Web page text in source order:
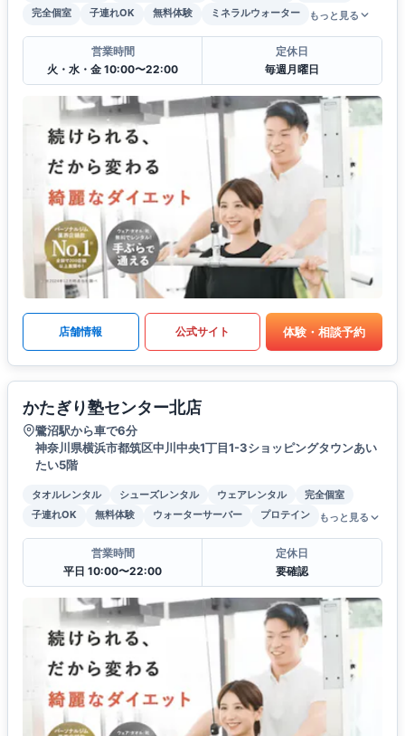
完全個室
子連れOK 無料体験 ミネラルウォーター もっと見る
営業時間
火・水・金 10:00〜22:00
定休日
毎週月曜日
店舗情報 公式サイト 体験・相談予約
かたぎり塾センター北店
鷺沼駅から車で6分
神奈川県横浜市都筑区中川中央1丁目1-3ショッピングタウンあい
たい5階
タオルレンタル シューズレンタル ウェアレンタル
完全個室
子連れOK
無料体験 ウォーターサーバー プロテイン もっと見る
営業時間
平日 10:00〜22:00
定休日
要確認